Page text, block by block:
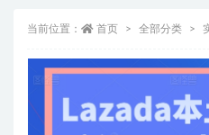
当前位置： 首页 全部分类